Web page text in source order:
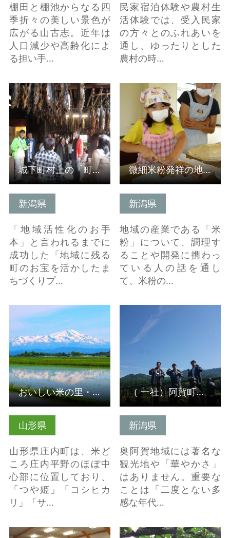
棚田と棚池からなる四
季折々の美しい景色が
広がる山古志。近年は
人口減少や高齢化によ
る担い手…
民家宿泊体験や農村生
活体験では、受入民家
の方々とのふれあいを
通し、ゆったりとした
農村の時…
新潟県
「地域活性化のお手
本」と言われるまでに
成功した「地域に残る
町のお宝を活かしたま
ちづくりプ…
詳細はこちら
城下町村上の「町屋再生プロジェクト」
新潟県
地域の産業である「米
粉」について、調理す
ることや開発に携わっ
ている人の話を通し
て、米粉の…
詳細はこちら
微細米粉発祥の地「胎内」で 米粉を学ぶ
山形県
山形県庄内町は、米ど
ころ庄内平野のほぼ中
心部に位置しており、
「つや姫」「コシヒカ
リ」「サ…
詳細はこちら
おいしい米の里・庄内町農山村体験（受入組織）
新潟県
奥阿賀地域には著名な
観光地や「華やかさ」
はありません。重要な
ことは「二度とない多
感な年代…
（ 一社）阿賀町観光協会（受入組織）
詳細はこちら 詳細はこちら